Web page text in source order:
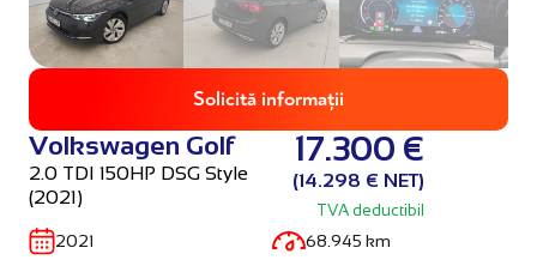
Solicită informații
Volkswagen Golf
2.0 TDI 150HP DSG Style
(2021)
17.300 €
(14.298 € NET)
TVA deductibil
2021 68.945 km